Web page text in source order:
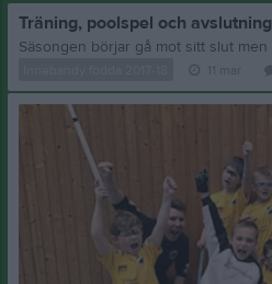
Träning, poolspel och avslutning